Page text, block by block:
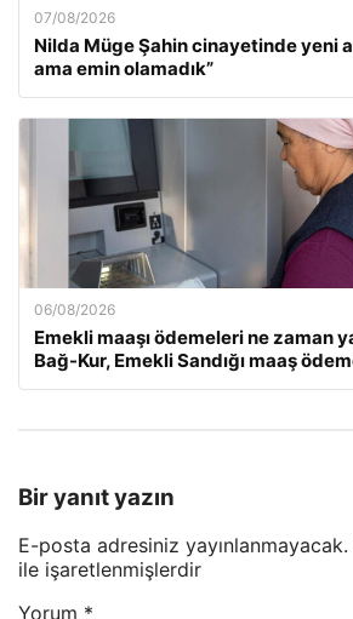
07/08/2026
Nilda Müge Şahin cinayetinde yeni
ama emin olamadık”
06/08/2026
Emekli maaşı ödemeleri ne zaman
Bağ-Kur, Emekli Sandığı maaş
Bir yanıt yazın
E-posta adresiniz yayınlanmayacak.
ile işaretlenmişlerdir
Yorum *